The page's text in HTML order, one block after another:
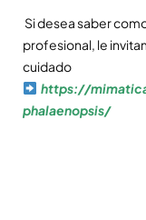
Si desea saber
profesional, le
cuidado
https://
phalaenopsis/